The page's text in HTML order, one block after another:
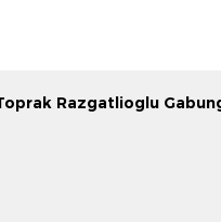
Razgatlioglu